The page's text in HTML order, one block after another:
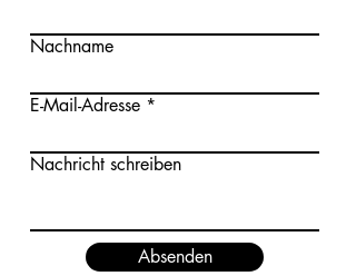
Nachname
E-Mail-Adresse
Nachricht schreiben
Absenden